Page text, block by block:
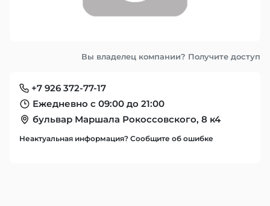
Вы владелец компании? Получите доступ
+7 926 372-77-17
Ежедневно с 09:00 до 21:00
бульвар Маршала Рокоссовского, 8 к4
Неактуальная информация? Сообщите об ошибке